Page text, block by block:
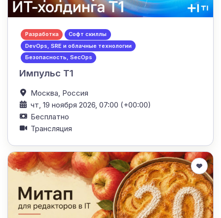
Разработка
Софт скиллы
DevOps, SRE и облачные технологии
Безопасность, SecOps
Импульс Т1
Москва, Россия
чт, 19 ноября 2026, 07:00 (+00:00)
Бесплатно
Трансляция